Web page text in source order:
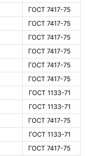
ГОСТ 7417-75
ГОСТ 7417-75
ГОСТ 7417-75
ГОСТ 7417-75
ГОСТ 7417-75
ГОСТ 7417-75
ГОСТ 1133-71
ГОСТ 1133-71
ГОСТ 7417-75
ГОСТ 1133-71
ГОСТ 7417-75